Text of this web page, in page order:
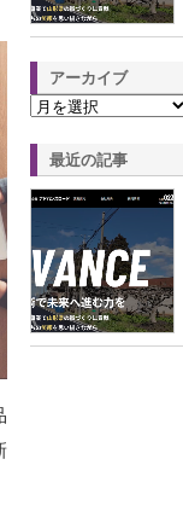
アーカイブ
最近の記事